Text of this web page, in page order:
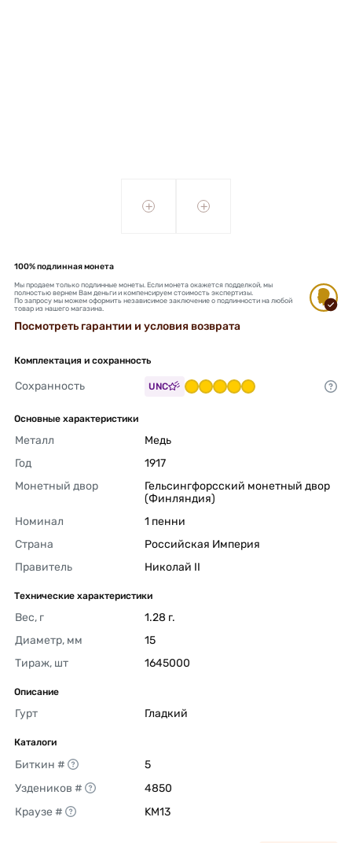
+ +
100% подлинная монета
Мы продаем только подлинные монеты. Если монета окажется подделкой, мы
полностью вернем Вам деньги и компенсируем стоимость экспертизы.
По запросу мы можем оформить независимое заключение о подлинности на любой
товар из нашего магазина.
Посмотреть гарантии и условия возврата
Комплектация и сохранность
Сохранность UNC
Основные характеристики
Металл
Медь
Год
1917
Монетный двор
Гельсингфорсский монетный двор
(Финляндия)
Номинал
1 пенни
Страна
Российская Империя
Правитель
Николай II
Технические характеристики
Вес, г
1.28 г.
Диаметр, мм
15
Тираж, шт
1645000
Описание
Гурт Гладкий
Каталоги
Биткин #
5
Уздеников #
4850
Краузе #
KM13